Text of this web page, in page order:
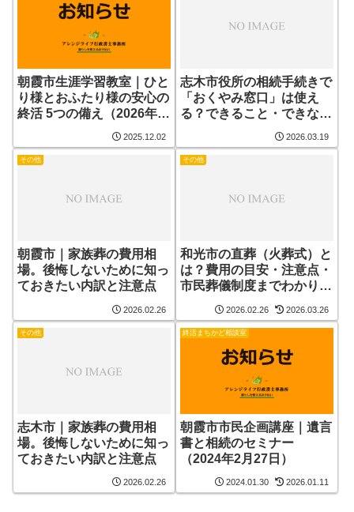
朝霞市生涯学習教室｜ひと
り様とおふたり様の安心の
終活 5つの備え（2026年1
2025.12.02
志木市役所の相続手続きで
「おくやみ窓口」は使え
る？できること・できない
2026.03.19
その他
朝霞市｜家族葬の費用相
場。後悔しないために知っ
ておきたい内訳と注意点
2026.02.26
その他
和光市の直葬（火葬式）と
は？費用の目安・注意点・
市民葬儀制度までわかりや
2026.02.26 2026.03.26
その他
志木市｜家族葬の費用相
場。後悔しないために知っ
ておきたい内訳と注意点
2026.02.26
終活まちかど相談室
朝霞市市民企画講座｜遺言
書と相続のセミナー
（2024年2月27日）
2024.01.30 2026.01.11